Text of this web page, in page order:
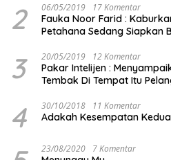
2 06/05/2019 17 Komentar
Fauka Noor Farid :
Petahana Sedang Siapkan
3 20/05/2019 12 Komentar
Pakar Intelijen :
Tembak Di Tempat Itu
4 30/10/2018 11 Komentar
Adakah Kesempatan
23/08/2020 7 Komentar